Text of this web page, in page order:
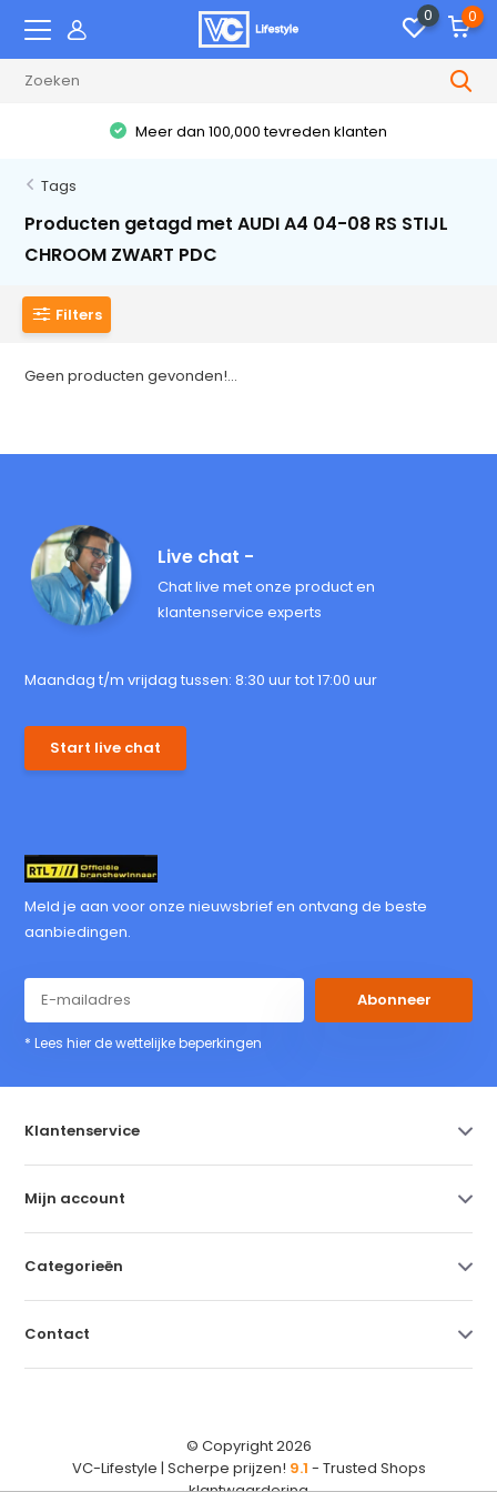
0 0
Meer dan 100,000 tevreden klanten
Tags
Producten getagd met AUDI A4 04-08 RS STIJL
CHROOM ZWART PDC
Filters
Geen producten gevonden!...
Live chat -
Chat live met onze product en
klantenservice experts
Maandag t/m vrijdag tussen: 8:30 uur tot 17:00 uur
Start live chat
Meld je aan voor onze nieuwsbrief en ontvang de beste
aanbiedingen.
Abonneer
* Lees hier de wettelijke beperkingen
Klantenservice
Mijn account
Categorieën
Contact
© Copyright 2026
VC-Lifestyle | Scherpe prijzen! 9.1 - Trusted Shops